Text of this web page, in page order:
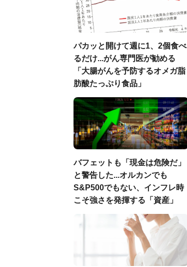
パカッと開けて週に1、2個食べ
るだけ...がん専門医が勧める
「大腸がんを予防するオメガ脂
肪酸たっぷり食品」
バフェットも「現金は危険だ」
と警告した...オルカンでも
S&P500でもない、インフレ時
こそ強さを発揮する「資産」